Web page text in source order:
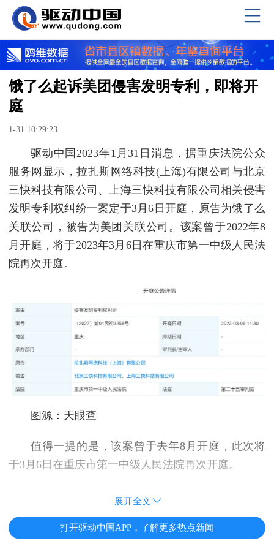
饿了么起诉美团侵害发明专利，即将开
庭
1-31 10:29:23
驱动中国2023年1月31日消息，据重庆法院公众
服务网显示，拉扎斯网络科技(上海)有限公司与北京
三快科技有限公司、上海三快科技有限公司相关侵害
发明专利权纠纷一案定于3月6日开庭，原告为饿了么
关联公司，被告为美团关联公司。该案曾于2022年8
月开庭，将于2023年3月6日在重庆市第一中级人民法
院再次开庭。
图源：天眼查
值得一提的是，该案曾于去年8月开庭，此次将
于3月6日在重庆市第一中级人民法院再次开庭。
展开全文
打开驱动中国APP，了解更多热点新闻